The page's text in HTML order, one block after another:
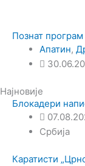
Познат
Апатин,
Најновије
Блокадери
Србија
Каратисти